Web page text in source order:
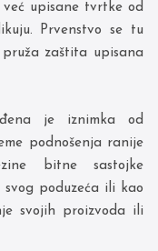
upisane tvrtke od
Prvenstvo se tu
zaštita upisana
je iznimka od
podnošenja ranije
bitne sastojke
poduzeća ili kao
svojih proizvoda ili